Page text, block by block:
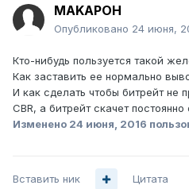
MAKAPOH
Опубликовано 24 июня,
Кто-нибудь пользуется такой
Как заставить ее нормально
И как сделать чтобы битрейт не
CBR, а битрейт скачет
Изменено 24 июня, 2016
Вставить ник Цитата